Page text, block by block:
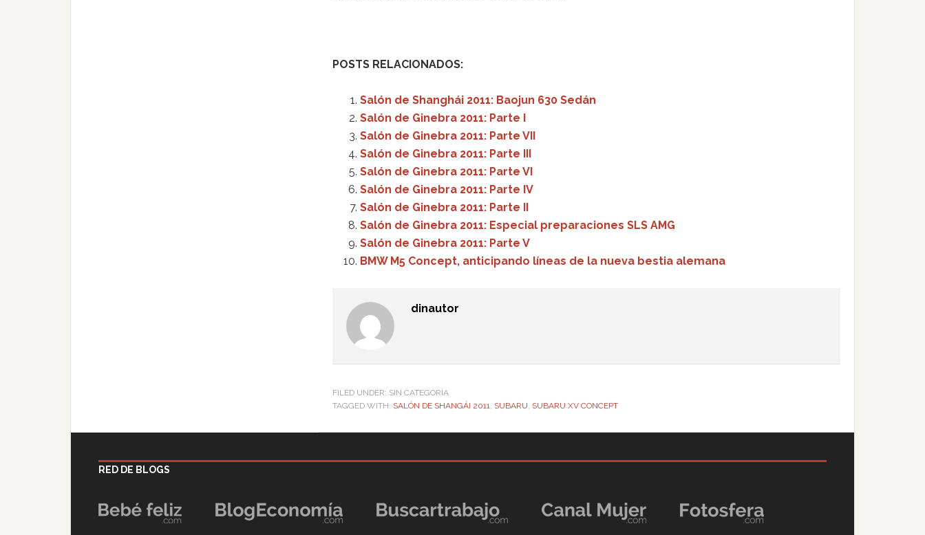
POSTS RELACIONADOS:
Salón de Shanghái 2011: Baojun 630 Sedán
Salón de Ginebra 2011: Parte I
Salón de Ginebra 2011: Parte VII
Salón de Ginebra 2011: Parte III
Salón de Ginebra 2011: Parte VI
Salón de Ginebra 2011: Parte IV
Salón de Ginebra 2011: Parte II
Salón de Ginebra 2011: Especial preparaciones SLS AMG
Salón de Ginebra 2011: Parte V
BMW M5 Concept, anticipando líneas de la nueva bestia alemana
dinautor
FILED UNDER: SIN CATEGORÍA
TAGGED WITH: SALÓN DE SHANGÁI 2011, SUBARU, SUBARU XV CONCEPT
RED DE BLOGS